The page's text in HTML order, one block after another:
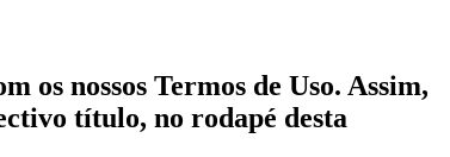
nossos Termos de Uso. Assim,
título, no rodapé desta